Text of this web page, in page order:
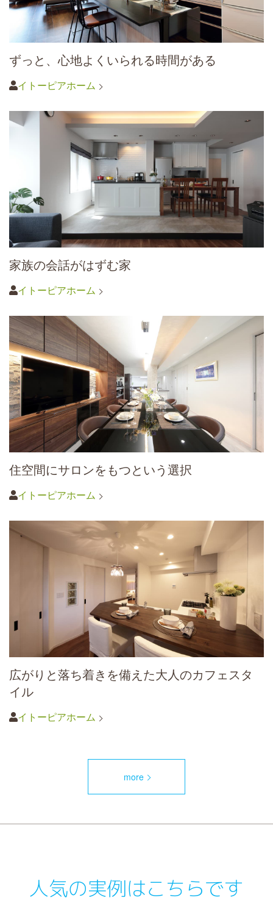
ずっと、心地よくいられる時間がある
イトーピアホーム
家族の会話がはずむ家
イトーピアホーム
住空間にサロンをもつという選択
イトーピアホーム
広がりと落ち着きを備えた大人のカフェスタ
イル
イトーピアホーム
more
人気の実例はこちらです